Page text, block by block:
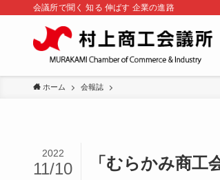
会議所で聞く 知る 伸ばす 企業の進路
ホーム 会報誌
「むらかみ商工
2022
11/10